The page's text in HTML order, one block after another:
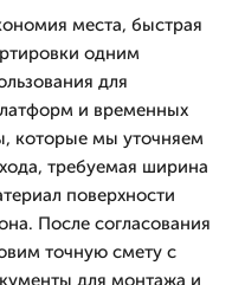
места, быстрая
одним
для
и временных
которые мы уточняем
требуемая ширина
поверхности
После согласования
точную смету с
для монтажа и